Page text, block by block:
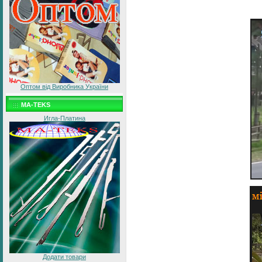
Оптом від Виробника України
MA-TEKS
Игла-Платина
Додати товари